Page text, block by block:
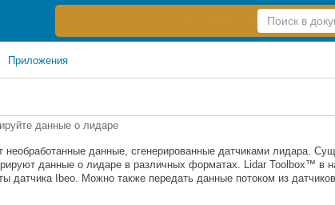
Справка
по
Приложения
данные о лидаре
необработанные данные, сгенерированные датчиками лидара.
данные о лидаре в различных форматах. Lidar Toolbox™ в
датчика Ibeo. Можно также передать данные потоком из